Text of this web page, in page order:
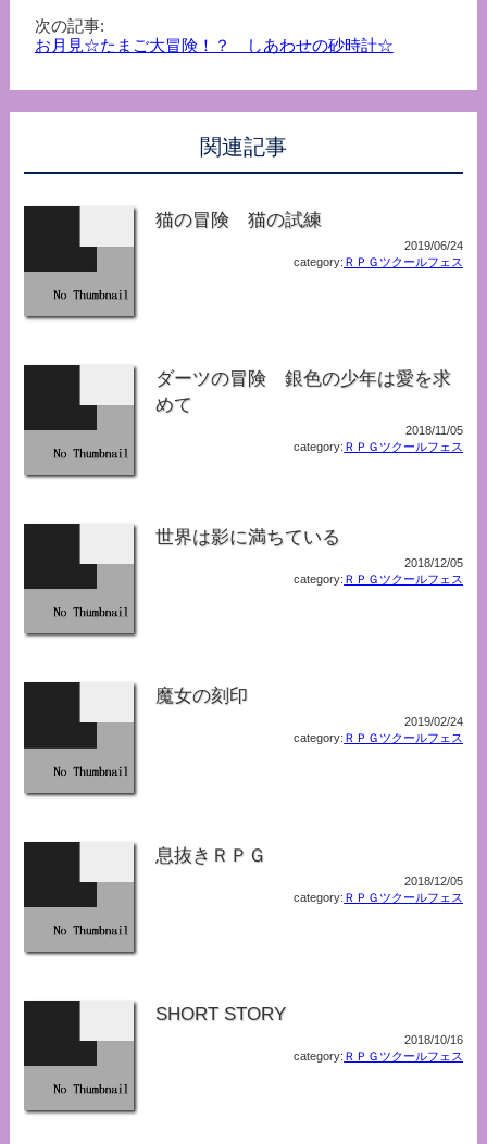
次の記事:
お月見☆たまご大冒険！？ しあわせの砂時計☆
関連記事
猫の冒険 猫の試練
2019/06/24
category: ＲＰＧツクールフェス
ダーツの冒険 銀色の少年は愛を求
めて
2018/11/05
category: ＲＰＧツクールフェス
世界は影に満ちている
2018/12/05
category: ＲＰＧツクールフェス
魔女の刻印
2019/02/24
category: ＲＰＧツクールフェス
息抜きＲＰＧ
2018/12/05
category: ＲＰＧツクールフェス
SHORT STORY
2018/10/16
category: ＲＰＧツクールフェス